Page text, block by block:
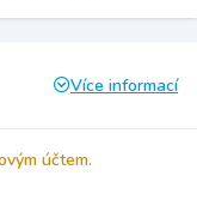
Více informací
účtem.